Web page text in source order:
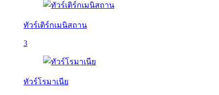
ทัวร์เติร์กเมนิสถาน
3
ทัวร์โรมาเนีย